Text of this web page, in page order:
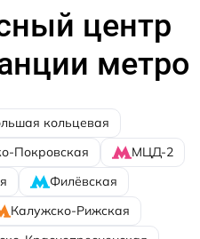
центр
метро
кольцевая
Покровская
МЦД-2
Филёвская
Калужско-Рижская